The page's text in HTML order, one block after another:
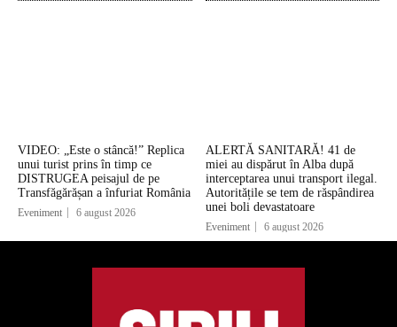
VIDEO: „Este o stâncă!” Replica
unui turist prins în timp ce
DISTRUGEA peisajul de pe
Transfăgărășan a înfuriat România
Eveniment 6 august 2026
ALERTĂ SANITARĂ! 41 de
miei au dispărut în Alba după
interceptarea unui transport ilegal.
Autoritățile se tem de răspândirea
unei boli devastatoare
Eveniment 6 august 2026